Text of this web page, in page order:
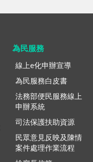
為民服務
線上e化申辦宣導
為民服務白皮書
法務部便民服務線上
申辦系統
司法保護扶助資源
民眾意見反映及陳情
案件處理作業流程